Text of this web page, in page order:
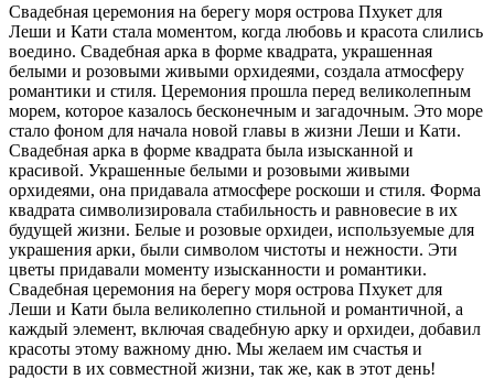
Свадебная церемония на берегу моря острова Пхукет для
Леши и Кати стала моментом, когда любовь и красота слились
воедино. Свадебная арка в форме квадрата, украшенная
белыми и розовыми живыми орхидеями, создала атмосферу
романтики и стиля. Церемония прошла перед великолепным
морем, которое казалось бесконечным и загадочным. Это море
стало фоном для начала новой главы в жизни Леши и Кати.
Свадебная арка в форме квадрата была изысканной и
красивой. Украшенные белыми и розовыми живыми
орхидеями, она придавала атмосфере роскоши и стиля. Форма
квадрата символизировала стабильность и равновесие в их
будущей жизни. Белые и розовые орхидеи, используемые для
украшения арки, были символом чистоты и нежности. Эти
цветы придавали моменту изысканности и романтики.
Свадебная церемония на берегу моря острова Пхукет для
Леши и Кати была великолепно стильной и романтичной, а
каждый элемент, включая свадебную арку и орхидеи, добавил
красоты этому важному дню. Мы желаем им счастья и
радости в их совместной жизни, так же, как в этот день!